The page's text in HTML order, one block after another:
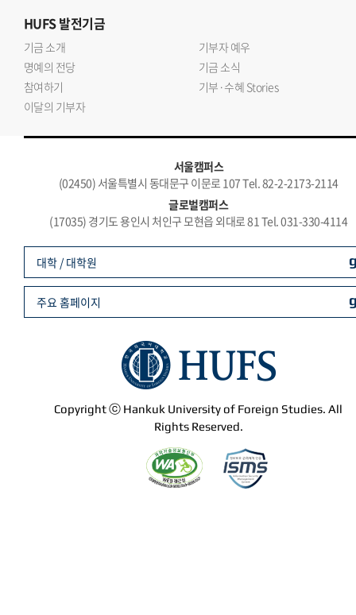
HUFS발전기금
기금 소개
기부자 예우
명예의 전당
기금 소식
참여하기
기부·수혜 Stories
이달의 기부자
서울캠퍼스
(02450) 서울특별시 동대문구 이문로 107 Tel. 82-2-2173-2114
글로벌캠퍼스
(17035) 경기도 용인시 처인구 모현읍 외대로 81 Tel. 031-330-4114
Copyright ⓒ Hankuk University of Foreign Studies. All
Rights Reserved.
대학 / 대학원
주요 홈페이지